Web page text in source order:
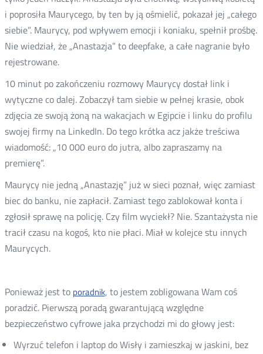
i poprosiła Maurycego, by ten by ją ośmielić, pokazał jej „całego
siebie”. Maurycy, pod wpływem emocji i koniaku, spełnił prośbę.
Nie wiedział, że „Anastazja” to deepfake, a całe nagranie było
rejestrowane.
10 minut po zakończeniu rozmowy Maurycy dostał link i
wytyczne co dalej. Zobaczył tam siebie w pełnej krasie, obok
zdjęcia ze swoją żoną na wakacjach w Egipcie i linku do profilu
swojej firmy na LinkedIn. Do tego krótka acz jakże treściwa
wiadomość: „10 000 euro do jutra, albo zapraszamy na
premierę”.
Maurycy nie jedną „Anastazję” już w sieci poznał, więc zamiast
biec do banku, nie zapłacił. Zamiast tego zablokował konta i
zgłosił sprawę na policję. Czy film wyciekł? Nie. Szantażysta nie
tracił czasu na kogoś, kto nie płaci. Miał w kolejce stu innych
Maurycych.
Ponieważ jest to poradnik, to jestem zobligowana Wam coś
poradzić. Pierwszą poradą gwarantującą względne
bezpieczeństwo cyfrowe jaka przychodzi mi do głowy jest:
Wyrzuć telefon i laptop do Wisły i zamieszkaj w jaskini, bez